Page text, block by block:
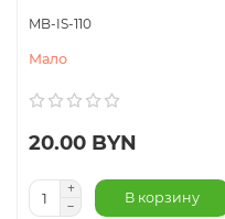
MB-IS-110
Мало
20.00 BYN
В корзину